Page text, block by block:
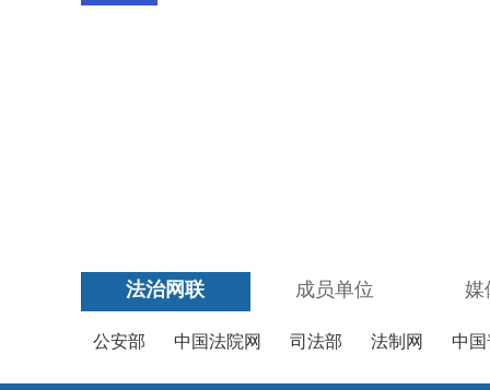
法治网联 成员单位 媒
公安部 中国法院网 司法部 法制网 中